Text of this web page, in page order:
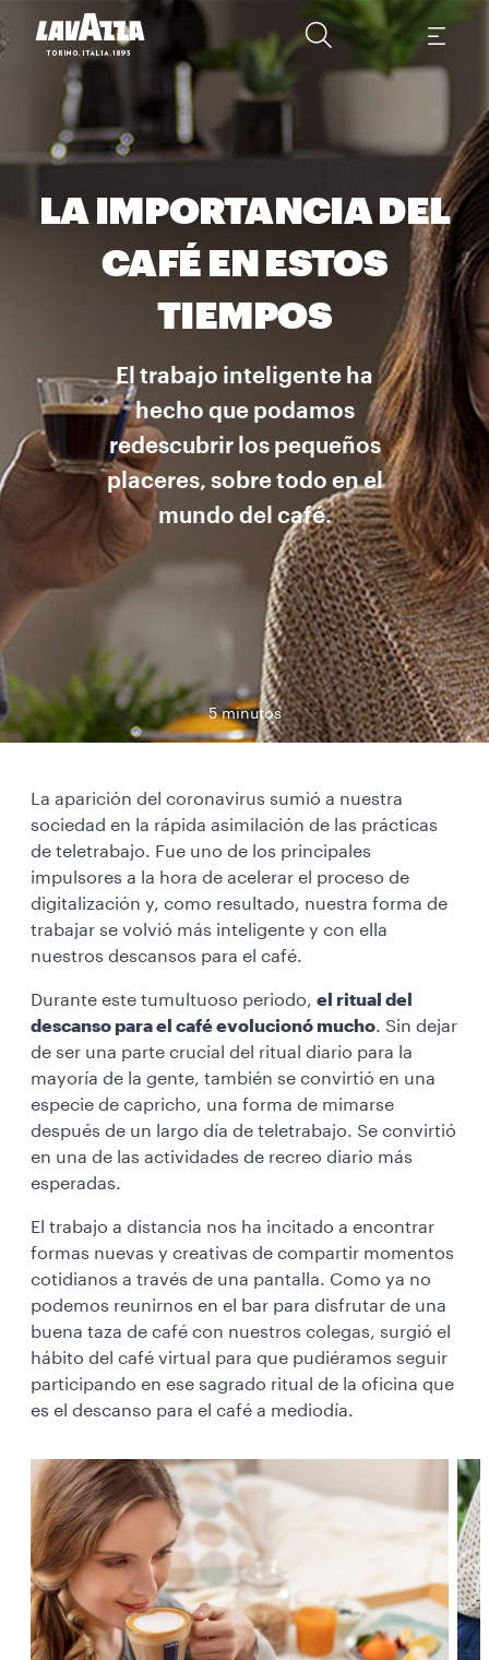
LA IMPORTANCIA DEL
CAFÉ EN ESTOS
TIEMPOS
El trabajo inteligente ha
hecho que podamos
redescubrir los pequeños
placeres, sobre todo en el
mundo del café.
5 minutos
La aparición del coronavirus sumió a nuestra
sociedad en la rápida asimilación de las prácticas
de teletrabajo. Fue uno de los principales
impulsores a la hora de acelerar el proceso de
digitalización y, como resultado, nuestra forma de
trabajar se volvió más inteligente y con ella
nuestros descansos para el café.
Durante este tumultuoso periodo, el ritual del
descanso para el café evolucionó mucho. Sin dejar
de ser una parte crucial del ritual diario para la
mayoría de la gente, también se convirtió en una
especie de capricho, una forma de mimarse
después de un largo día de teletrabajo. Se convirtió
en una de las actividades de recreo diario más
esperadas.
El trabajo a distancia nos ha incitado a encontrar
formas nuevas y creativas de compartir momentos
cotidianos a través de una pantalla. Como ya no
podemos reunirnos en el bar para disfrutar de una
buena taza de café con nuestros colegas, surgió el
hábito del café virtual para que pudiéramos seguir
participando en ese sagrado ritual de la oficina que
es el descanso para el café a mediodía.